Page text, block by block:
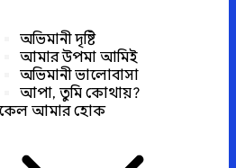
অভিমানী দৃষ্টি
আমার উপমা আমিই
অভিমানী ভালোবাসা
আপা, তুমি কোথায়?
আমার হোক